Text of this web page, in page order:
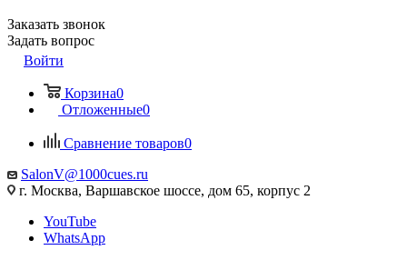
Заказать звонок
Задать вопрос
Войти
Корзина0
Отложенные0
Сравнение товаров0
SalonV@1000cues.ru
г. Москва, Варшавское шоссе, дом 65, корпус 2
YouTube
WhatsApp